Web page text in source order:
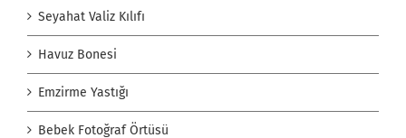
Seyahat Valiz Kılıfı
Havuz Bonesi
Emzirme Yastığı
Bebek Fotoğraf Örtüsü